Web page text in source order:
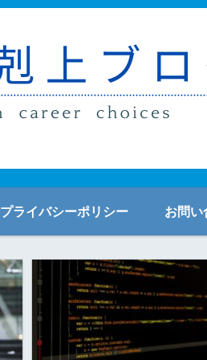
プライバシーポリシー お問